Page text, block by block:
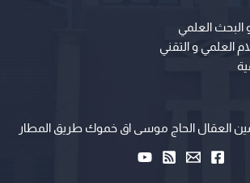
و البحث العلمي
العلمي و التقني
العقال الحاج موسى اق خموك طريق المطار